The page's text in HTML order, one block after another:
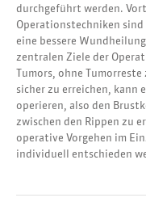
durchgeführt werden.
Operationstechniken sind
eine bessere
zentralen Ziele der
Tumors, ohne Tumorreste
sicher zu erreichen, kann
operieren, also den
zwischen den Rippen zu
operative Vorgehen im
individuell entschieden